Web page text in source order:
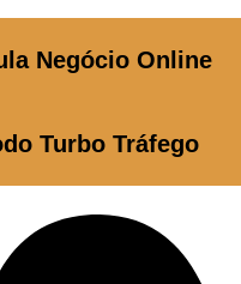
Negócio Online
Turbo Tráfego